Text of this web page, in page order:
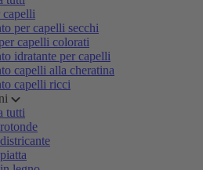
capelli
per capelli secchi
capelli colorati
idratante per capelli
capelli alla cheratina
capelli ricci
tutti